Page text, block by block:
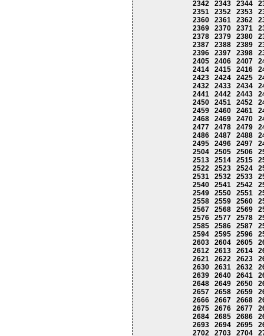
2342
2343 2344
2351
2352 2353
2360
2361 2362
2369
2370 2371
2378
2379 2380
2387
2388 2389
2396
2397 2398
2405
2406 2407
2414
2415 2416
2423
2424 2425
2432
2433 2434
2441
2442 2443
2450
2451 2452
2459
2460 2461
2468
2469 2470
2477
2478 2479
2486
2487 2488
2495
2496 2497
2504
2505 2506
2513
2514 2515
2522
2523 2524
2531
2532 2533
2540
2541 2542
2549
2550 2551
2558
2559 2560
2567
2568 2569
2576
2577 2578
2585
2586 2587
2594
2595 2596
2603
2604 2605
2612
2613 2614
2621
2622 2623
2630
2631 2632
2639
2640 2641
2648
2649 2650
2657
2658 2659
2666
2667 2668
2675
2676 2677
2684
2685 2686
2693
2694 2695
2702
2703 2704